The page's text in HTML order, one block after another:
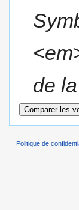
de
Politique de